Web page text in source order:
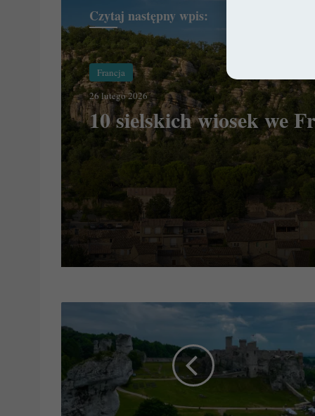
Czytaj następny wpis:
Francja
26 lutego 2026
10 sielskich wiosek we
Ogrodzieniec
Wawel
w
ruinie